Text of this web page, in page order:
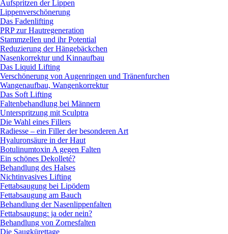
Aufspritzen der Lippen
Lippenverschönerung
Das Fadenlifting
PRP zur Hautregeneration
Stammzellen und ihr Potential
Reduzierung der Hängebäckchen
Nasenkorrektur und Kinnaufbau
Das Liquid Lifting
Verschönerung von Augenringen und Tränenfurchen
Wangenaufbau, Wangenkorrektur
Das Soft Lifting
Faltenbehandlung bei Männern
Unterspritzung mit Sculptra
Die Wahl eines Fillers
Radiesse – ein Filler der besonderen Art
Hyaluronsäure in der Haut
Botulinumtoxin A gegen Falten
Ein schönes Dekolleté?
Behandlung des Halses
Nichtinvasives Lifting
Fettabsaugung bei Lipödem
Fettabsaugung am Bauch
Behandlung der Nasenlippenfalten
Fettabsaugung: ja oder nein?
Behandlung von Zornesfalten
Die Saugkürettage